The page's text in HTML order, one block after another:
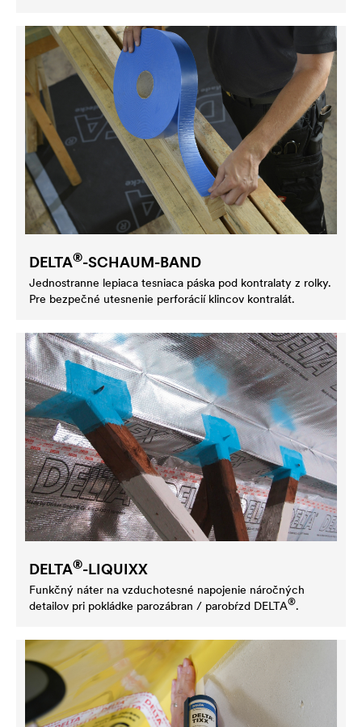
DELTA®-SCHAUM-BAND
Jednostranne lepiaca tesniaca páska pod kontralaty z rolky.
Pre bezpečné utesnenie perforácií klincov kontralát.
DELTA®-LIQUIXX
Funkčný náter na vzduchotesné napojenie náročných
detailov pri pokládke parozábran / parobŕzd DELTA®.